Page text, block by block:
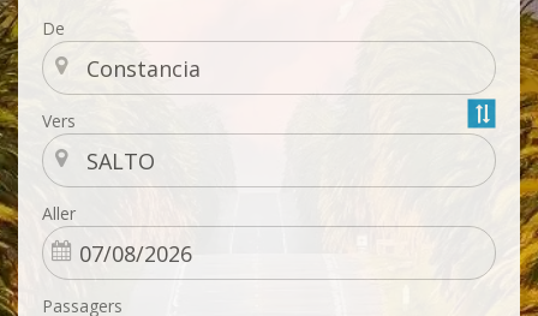
De
Vers
Aller
Passagers